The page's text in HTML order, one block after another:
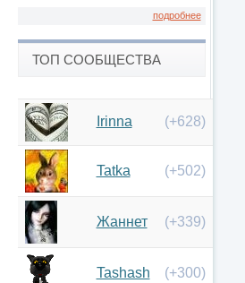
подробнее
ТОП СООБЩЕСТВА
Irinna (+628)
Tatka (+502)
Жаннет (+339)
Tashash (+300)